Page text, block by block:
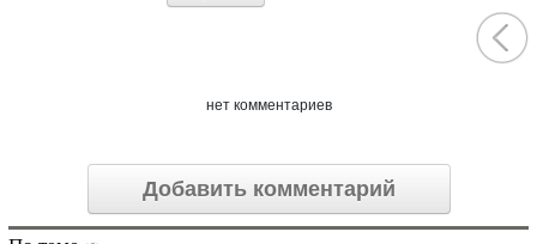
нет комментариев
Добавить комментарий